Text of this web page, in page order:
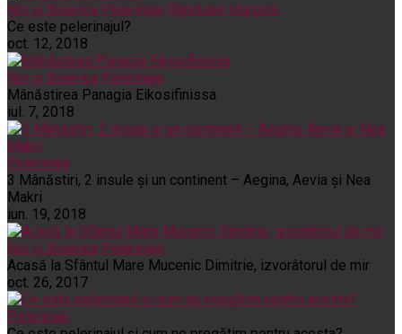
Noi și Biserica Pelerinaje Rânduieli liturgice
Ce este pelerinajul?
oct. 12, 2018
Noi și Biserica Pelerinaje
Mânăstirea Panagia Eikosifinissa
iul. 7, 2018
Pelerinaje
3 Mânăstiri, 2 insule și un continent – Aegina, Aevia și Nea
Makri
iun. 19, 2018
Noi și Biserica Pelerinaje
Acasă la Sfântul Mare Mucenic Dimitrie, izvorâtorul de mir
oct. 26, 2017
Pelerinaje